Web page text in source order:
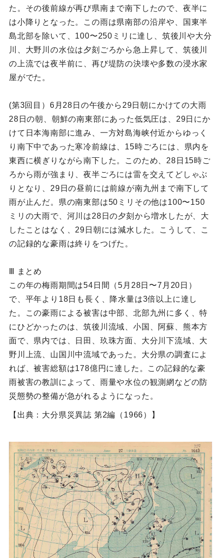
た。その後前線が再び県南まで南下したので、夜半に
は小降りとなった。この雨は県南部の沿岸や、国東半
島北部を除いて、100〜250ミリに達し、筑後川や大分
川、大野川の水位は夕刻ごろから急上昇して、筑後川
の上流では夜半前に、再び堤防の決壊や多数の浸水家
屋がでた。
(第3回目）6月28日の午後から29日朝にかけての大雨
28日の朝、朝鮮の南東部にあった低気圧は、29日にか
けて日本海南部に進み、一方対島海峡付近からゆっく
り南下中であった寒冷前線は、15時ごろには、県内を
東西に横ぎりながら南下した。このため、28日15時ご
ろから雨が強まり、夜半ごろには雷を交えてどしゃぶ
りとなり、29日の昼前には前線が南九州まで南下して
雨が止んだ。県の南東部は50ミリその他は100〜150
ミリの大雨で、河川は28日の夕刻から増水したが、大
したことはなく、29日朝には減水した。こうして、こ
の記録的な豪雨は終りをつげた。
Ⅲ まとめ
この年の梅雨期間は54日間（5月28日〜7月20日）
で、平年より18日も長く、降水量は3倍以上に達し
た。この豪雨による被害は中部、北部九州に多く、特
にひどかったのは、筑後川流域、小国、阿蘇、熊本方
面で、県内では、日田、玖珠方面、大分川下流域、大
野川上流、山国川中流域であった。大分県の調査によ
れば、被害総額は178億円に達した。この記録的な豪
雨被害の教訓によって、雨量や水位の観測網などの防
災態勢の整備が急がれるようになった。
【出典：大分県災異誌 第2編（1966）】